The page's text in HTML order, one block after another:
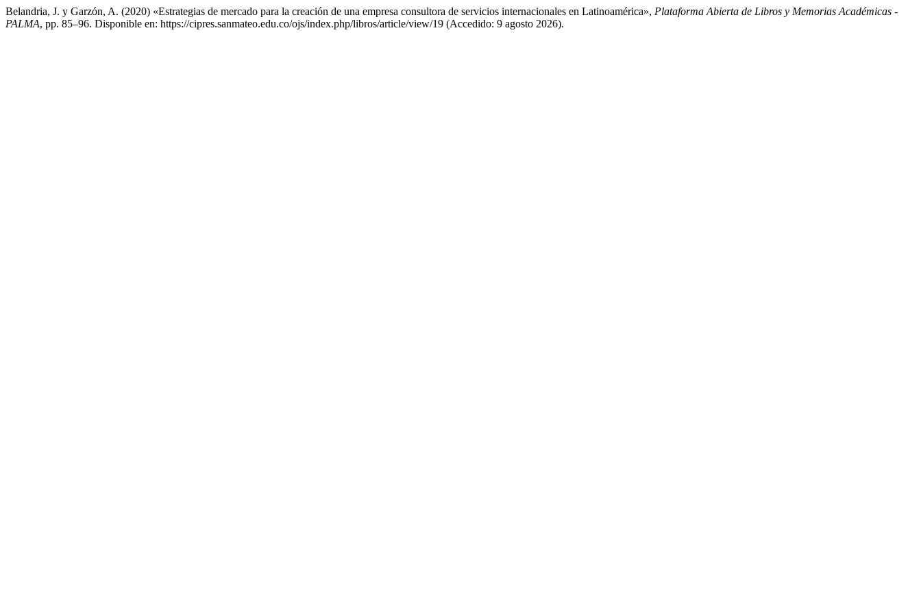
Belandria, J. y Garzón, A. (2020) «Estrategias de mercado para la creación de una empresa consultora de servicios internacionales en Latinoamérica», Plataforma Abierta de Libros y Memorias Académicas -
PALMA, pp. 85–96. Disponible en: https://cipres.sanmateo.edu.co/ojs/index.php/libros/article/view/19 (Accedido: 9 agosto 2026).